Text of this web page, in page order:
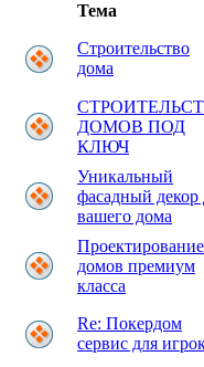
Тема
Строительство
дома
ДОМОВ ПОД
КЛЮЧ
Уникальный
фасадный декор
вашего дома
Проектирование
домов премиум
класса
Re: Покердом
сервис для